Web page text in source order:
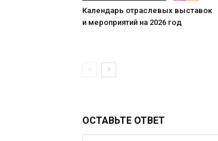
Календарь отраслевых выставок
и мероприятий на 2026 год
ОСТАВЬТЕ ОТВЕТ